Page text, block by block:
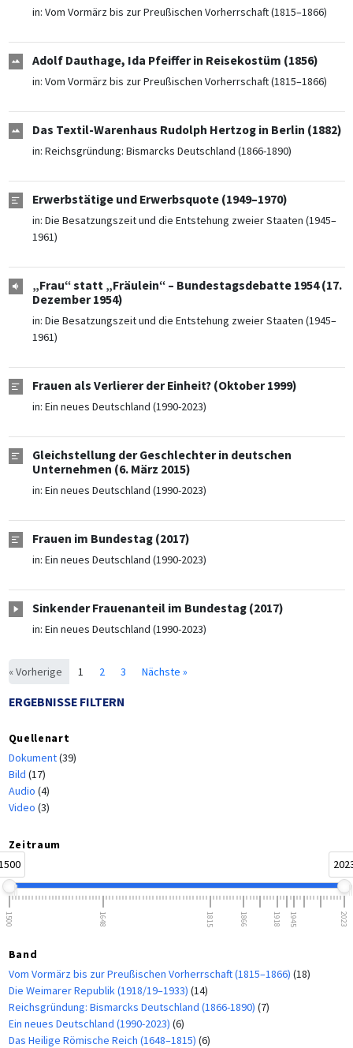
in: Vom Vormärz bis zur Preußischen Vorherrschaft (1815–1866)
Adolf Dauthage, Ida Pfeiffer in Reisekostüm (1856)
in: Vom Vormärz bis zur Preußischen Vorherrschaft (1815–1866)
Das Textil-Warenhaus Rudolph Hertzog in Berlin (1882)
in: Reichsgründung: Bismarcks Deutschland (1866-1890)
Erwerbstätige und Erwerbsquote (1949–1970)
in: Die Besatzungszeit und die Entstehung zweier Staaten (1945–
1961)
„Frau“ statt „Fräulein“ – Bundestagsdebatte 1954 (17.
Dezember 1954)
in: Die Besatzungszeit und die Entstehung zweier Staaten (1945–
1961)
Frauen als Verlierer der Einheit? (Oktober 1999)
in: Ein neues Deutschland (1990-2023)
Gleichstellung der Geschlechter in deutschen
Unternehmen (6. März 2015)
in: Ein neues Deutschland (1990-2023)
Frauen im Bundestag (2017)
in: Ein neues Deutschland (1990-2023)
Sinkender Frauenanteil im Bundestag (2017)
in: Ein neues Deutschland (1990-2023)
« Vorherige 1 2 3 Nächste »
ERGEBNISSE FILTERN
Quellenart
Dokument(39)
Bild (17)
Audio (4)
Video (3)
Zeitraum
1500 1648 1815 1866 1918 1945 2023
Band
Vom Vormärz bis zur Preußischen Vorherrschaft (1815–1866) (18)
Die Weimarer Republik (1918/19–1933) (14)
Reichsgründung: Bismarcks Deutschland (1866-1890) (7)
Ein neues Deutschland (1990-2023) (6)
Das Heilige Römische Reich (1648–1815) (6)